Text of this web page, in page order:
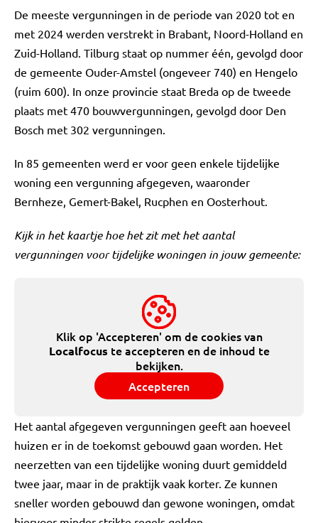
De meeste vergunningen in de periode van 2020 tot en
met 2024 werden verstrekt in Brabant, Noord-Holland en
Zuid-Holland. Tilburg staat op nummer één, gevolgd door
de gemeente Ouder-Amstel (ongeveer 740) en Hengelo
(ruim 600). In onze provincie staat Breda op de tweede
plaats met 470 bouwvergunningen, gevolgd door Den
Bosch met 302 vergunningen.
In 85 gemeenten werd er voor geen enkele tijdelijke
woning een vergunning afgegeven, waaronder
Bernheze, Gemert-Bakel, Rucphen en Oosterhout.
Kijk in het kaartje hoe het zit met het aantal
vergunningen voor tijdelijke woningen in jouw gemeente:
Klik op 'Accepteren' om de cookies van
Localfocus te accepteren en de inhoud te
bekijken.
Accepteren
Het aantal afgegeven vergunningen geeft aan hoeveel
huizen er in de toekomst gebouwd gaan worden. Het
neerzetten van een tijdelijke woning duurt gemiddeld
twee jaar, maar in de praktijk vaak korter. Ze kunnen
sneller worden gebouwd dan gewone woningen, omdat